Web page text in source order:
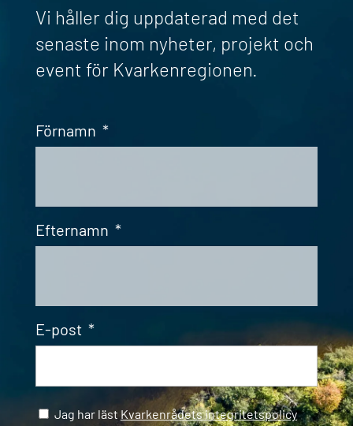
Vi håller dig uppdaterad med det
senaste inom nyheter, projekt och
event för Kvarkenregionen.
Förnamn *
Efternamn *
E-post *
Samtycke *
Jag har läst Kvarkenrådets integritetspolicy